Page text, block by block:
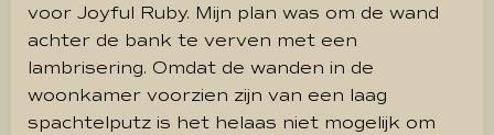
voor Joyful Ruby. Mijn plan was om de wand
achter de bank te verven met een
lambrisering. Omdat de wanden in de
woonkamer voorzien zijn van een laag
spachtelputz is het helaas niet mogelijk om